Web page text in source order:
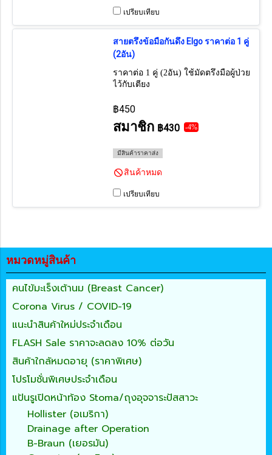
เปรียบเทียบ
สายตรึงข้อมือกันดึง Elgo ราคาต่อ 1 คู่
(2อัน)
ราคาต่อ 1 คู่ (2อัน) ใช้มัดตรึงมือผู้ป่วย
ไว้กับเตียง
฿450
สมาชิก ฿430 -4%
มีสินค้าราคาส่ง
สินค้าหมด
เปรียบเทียบ
หมวดหมู่สินค้า
คนไข้มะเร็งเต้านม (Breast Cancer)
Corona Virus / COVID-19
แนะนำสินค้าใหม่ประจำเดือน
FLASH Sale ราคาจะลดลง 10% ต่อวัน
สินค้าใกล้หมดอายุ (ราคาพิเศษ)
โปรโมชั่นพิเศษประจำเดือน
แป้นรูเปิดหน้าท้อง Stoma/ถุงอุจจาระปัสสาวะ
Hollister (อเมริกา)
Drainage after Operation
B-Braun (เยอรมัน)